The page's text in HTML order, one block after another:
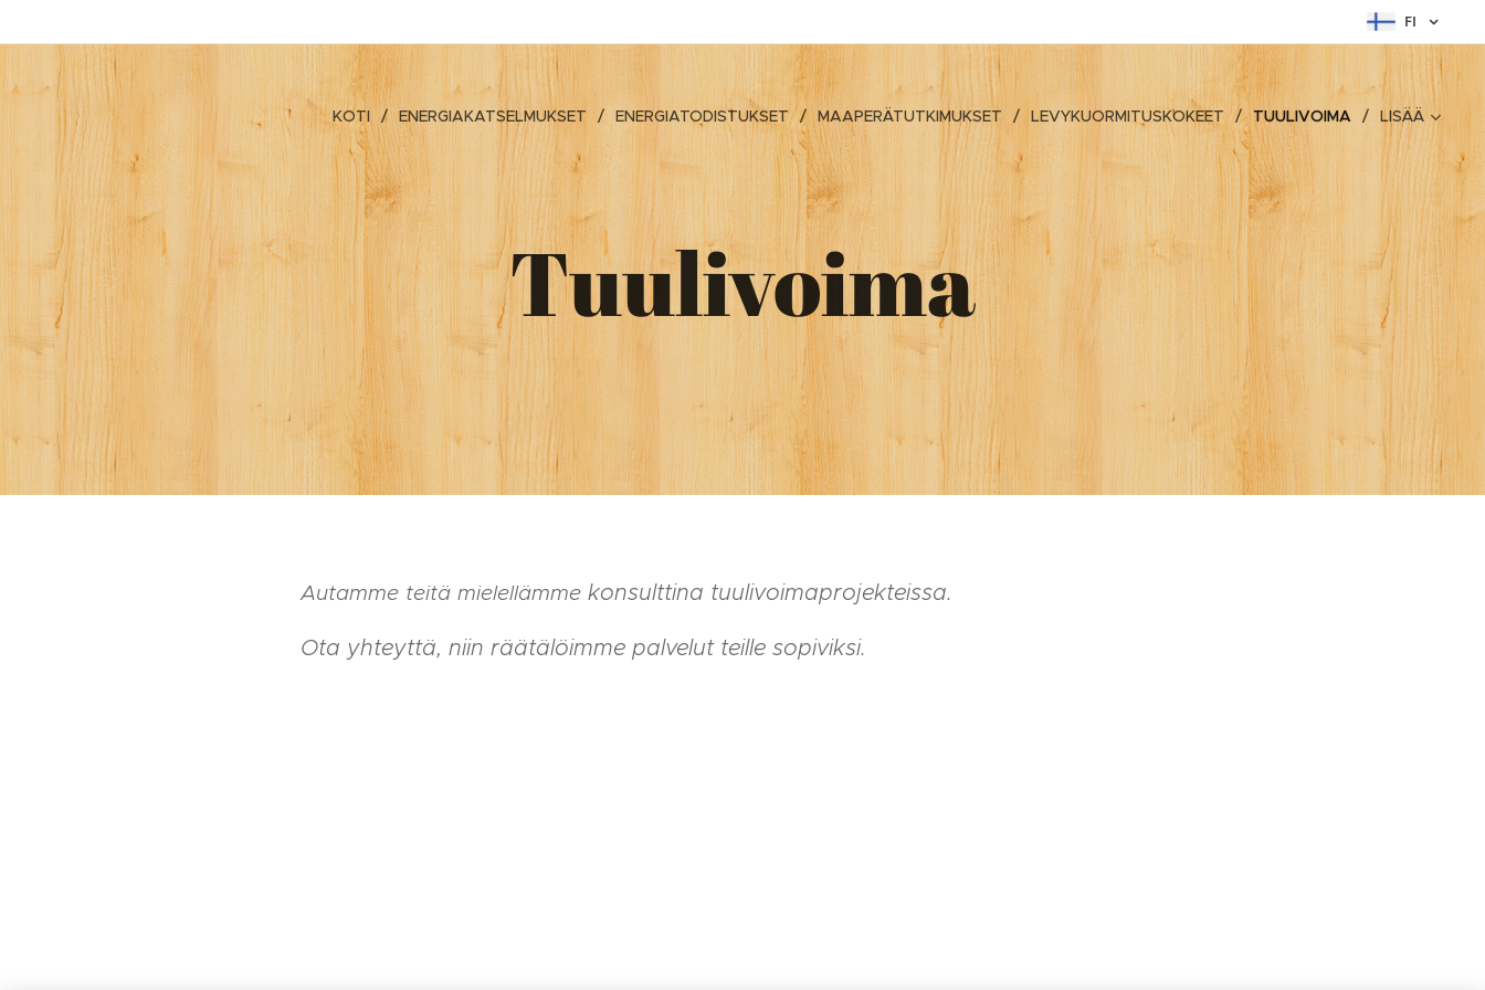
FI
KOTI ENERGIAKATSELMUKSET ENERGIATODISTUKSET MAAPERÄTUTKIMUKSET LEVYKUORMITUSKOKEET TUULIVOIMA LISÄÄ
Tuulivoima
Autamme teitä mielellämme konsulttina tuulivoimaprojekteissa.
Ota yhteyttä, niin räätälöimme palvelut teille sopiviksi.